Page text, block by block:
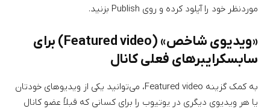
موردنظر خود را آپلود کرده و روی Publish بزنید.
«ویدیوی شاخص» (Featured video) برای
سابسکرایبر‌های فعلی کانال
به کمک گزینه Featured video، می‌توانید یکی از ویدیوهای خودتان
یا هر ویدیوی دیگری در یوتیوب را برای کسانی که قبلاً عضو کانال